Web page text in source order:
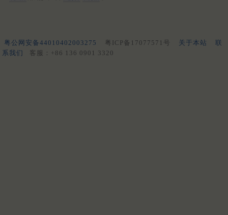
粤公网安备44010402003275 粤ICP备17077571号 关于本站
联
系我们
客服：+86 136 0901 3320